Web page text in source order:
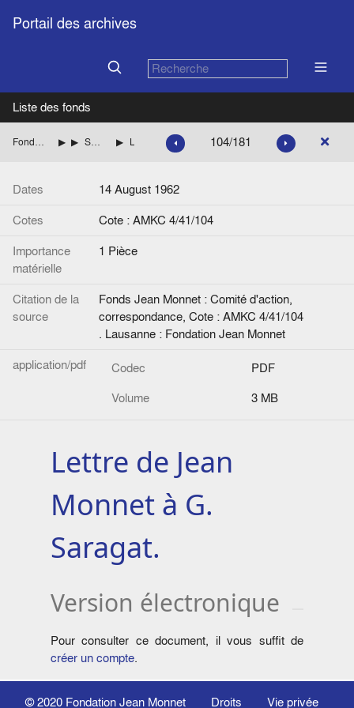
Portail des archives
Liste des fonds
Fonds Jean Monnet : Comité d'action, correspondance ITALIE
SARAGAT Giuseppe (Parti socialiste démocratique italien, PSDI) Liste des èces 104/181
Dates
14 August 1962
Cotes
Cote : AMKC 4/41/104
Importance
matérielle
1 Pièce
Citation de la
source
Fonds Jean Monnet : Comité d'action,
correspondance, Cote : AMKC 4/41/104
. Lausanne : Fondation Jean Monnet
application/pdf
Codec
PDF
Volume
3 MB
Lettre de Jean
Monnet à G.
Saragat.
Version électronique
Pour consulter ce document, il vous suffit de
créer un compte.
© 2020 Fondation Jean Monnet Droits Vie privée